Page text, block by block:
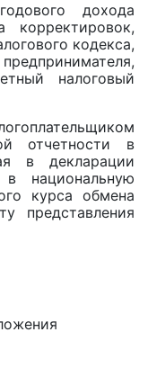
дохода
кодекса,
налоговый
отчетности в
в декларации
национальную
курса обмена
представления